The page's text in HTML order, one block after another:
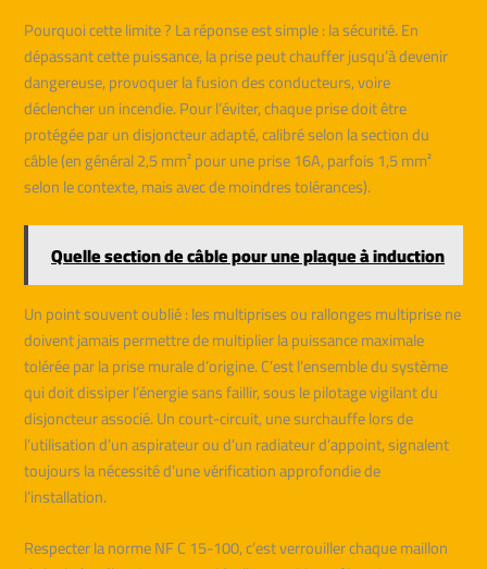
Pourquoi cette limite ? La réponse est simple : la sécurité. En
dépassant cette puissance, la prise peut chauffer jusqu’à devenir
dangereuse, provoquer la fusion des conducteurs, voire
déclencher un incendie. Pour l’éviter, chaque prise doit être
protégée par un disjoncteur adapté, calibré selon la section du
câble (en général 2,5 mm² pour une prise 16A, parfois 1,5 mm²
selon le contexte, mais avec de moindres tolérances).
Quelle section de câble pour une plaque à induction
Un point souvent oublié : les multiprises ou rallonges multiprise ne
doivent jamais permettre de multiplier la puissance maximale
tolérée par la prise murale d’origine. C’est l’ensemble du système
qui doit dissiper l’énergie sans faillir, sous le pilotage vigilant du
disjoncteur associé. Un court-circuit, une surchauffe lors de
l’utilisation d’un aspirateur ou d’un radiateur d’appoint, signalent
toujours la nécessité d’une vérification approfondie de
l’installation.
Respecter la norme NF C 15-100, c’est verrouiller chaque maillon